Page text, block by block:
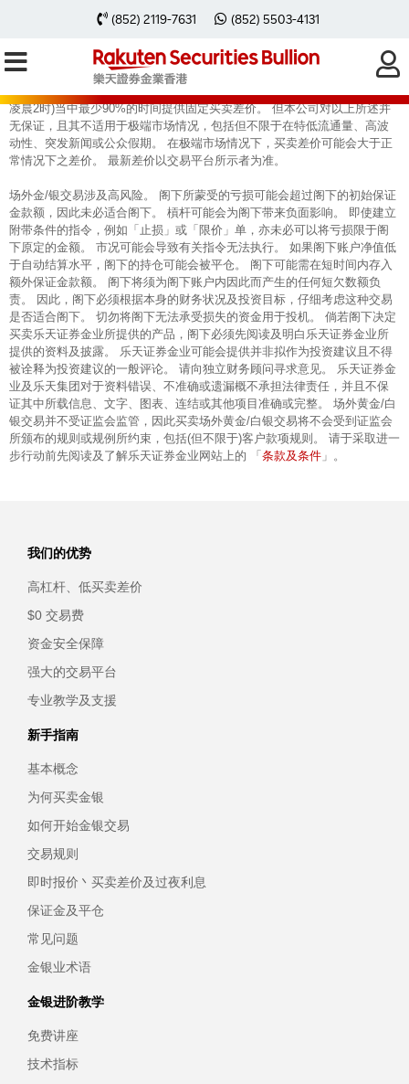
(852) 2119-7631 (852) 5503-4131
凌晨2时)当中最少90%的时间提供固定买卖差价。 但本公司对以上所述并
无保证，且其不适用于极端市场情况，包括但不限于在特低流通量、高波
动性、突发新闻或公众假期。 在极端市场情况下，买卖差价可能会大于正
常情况下之差价。 最新差价以交易平台所示者为准。
场外金/银交易涉及高风险。 阁下所蒙受的亏损可能会超过阁下的初始保证
金款额，因此未必适合阁下。 槓杆可能会为阁下带来负面影响。 即使建立
附带条件的指令，例如「止损」或「限价」单，亦未必可以将亏损限于阁
下原定的金额。 市况可能会导致有关指令无法执行。 如果阁下账户净值低
于自动结算水平，阁下的持仓可能会被平仓。 阁下可能需在短时间内存入
额外保证金款额。 阁下将须为阁下账户内因此而产生的任何短欠数额负
责。 因此，阁下必须根据本身的财务状况及投资目标，仔细考虑这种交易
是否适合阁下。 切勿将阁下无法承受损失的资金用于投机。 倘若阁下决定
买卖乐天证券金业所提供的产品，阁下必须先阅读及明白乐天证券金业所
提供的资料及披露。 乐天证券金业可能会提供并非拟作为投资建议且不得
被诠释为投资建议的一般评论。 请向独立财务顾问寻求意见。 乐天证券金
业及乐天集团对于资料错误、不准确或遗漏概不承担法律责任，并且不保
证其中所载信息、文字、图表、连结或其他项目准确或完整。 场外黄金/白
银交易并不受证监会监管，因此买卖场外黄金/白银交易将不会受到证监会
所颁布的规则或规例所约束，包括(但不限于)客户款项规则。 请于采取进一
步行动前先阅读及了解乐天证券金业网站上的 「 条款及条件 」。
我们的优势
高杠杆、低买卖差价
$0 交易费
资金安全保障
强大的交易平台
专业教学及支援
新手指南
基本概念
为何买卖金银
如何开始金银交易
交易规则
即时报价丶买卖差价及过夜利息
保证金及平仓
常见问题
金银业术语
金银进阶教学
免费讲座
技术指标